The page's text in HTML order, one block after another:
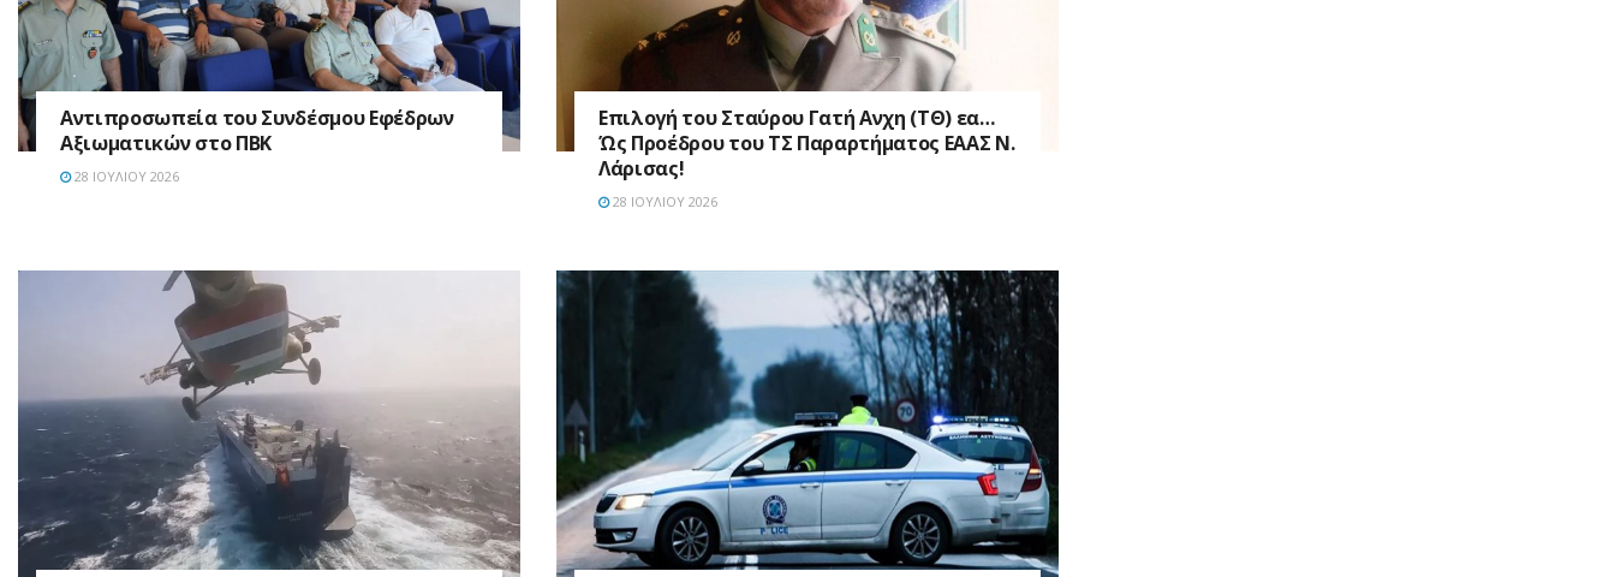
Aντιπροσωπεία του Συνδέσμου Εφέδρων
Αξιωματικών στο ΠΒΚ
28 ΙΟΥΛΊΟΥ 2026
Επιλογή του Σταύρου Γατή Ανχη (ΤΘ) εα…
Ώς Προέδρου του ΤΣ Παραρτήματος ΕΑΑΣ Ν.
Λάρισας!
28 ΙΟΥΛΊΟΥ 2026